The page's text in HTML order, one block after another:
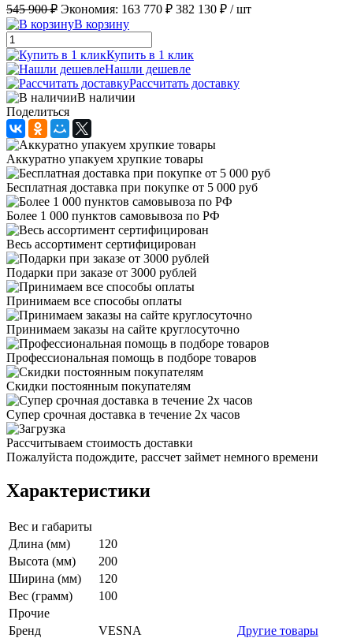
545 900 ₽ Экономия: 163 770 ₽ 382 130 ₽ / шт
В корзину
Купить в 1 клик
Нашли дешевле
Рассчитать доставку
В наличии
Поделиться
Аккуратно упакуем хрупкие товары
Бесплатная доставка при покупке от 5 000 руб
Более 1 000 пунктов самовывоза по РФ
Весь ассортимент сертифицирован
Подарки при заказе от 3000 рублей
Принимаем все способы оплаты
Принимаем заказы на сайте круглосуточно
Профессиональная помощь в подборе товаров
Скидки постоянным покупателям
Супер срочная доставка в течение 2х часов
Рассчитываем стоимость доставки
Пожалуйста подождите, рассчет займет немного времени
Характеристики
Вес и габариты
Длина (мм)
120
Высота (мм)
200
Ширина (мм)
120
Вес (грамм)
100
Прочие
Бренд
VESNA
Другие товары